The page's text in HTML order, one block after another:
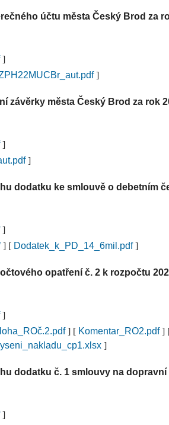
účtu města Český Brod za
]
]
závěrky města Český Brod za rok
]
]
dodatku ke smlouvě o debetním
]
] [ Dodatek_k_PD_14_6mil.pdf]
opatření č. 2 k rozpočtu
]
] [ Komentar_RO2.pdf]
]
dodatku č. 1 smlouvy na
]